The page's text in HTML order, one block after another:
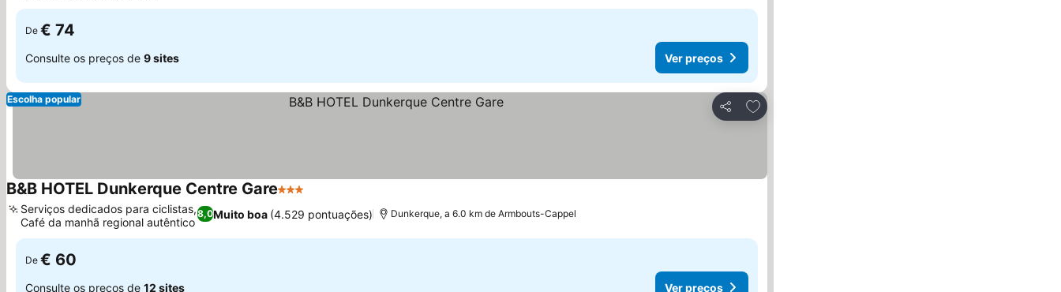
De € 74
Consulte os preços de 9 sites Ver preços
Partilhar
Adicionar aos favoritos
Escolha popular
B&B HOTEL Dunkerque Centre Gare3 Estrelas
8,0Muito boa (4.529 pontuações)
Serviços dedicados para ciclistas,
Café da manhã regional autêntico
Dunkerque, a 6.0 km de Armbouts-Cappel
De € 60
Consulte os preços de 12 sites Ver preços